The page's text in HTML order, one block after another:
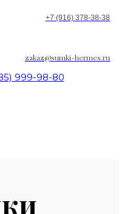
+7 (916) 378-38-38
zakaz@sumki-hermes.ru
999-98-80